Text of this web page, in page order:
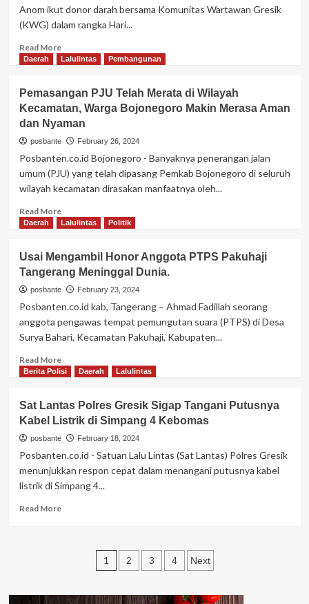
Wilayah
Polresta
Anom ikut donor darah bersama Komunitas Wartawan Gresik
(KWG) dalam rangka Hari...
Read MoreRead
more
Gresik
ikut
Donor
Darah
Hari
Pers
Nasional
Bersama
KWG
Daerah Lalulintas Pembangunan
Pemasangan PJU Telah Merata di Wilayah
Kecamatan, Warga Bojonegoro Makin Merasa Aman
dan Nyaman
posbante February 26, 2024
Posbanten.co.id Bojonegoro - Banyaknya penerangan jalan
umum (PJU) yang telah dipasang Pemkab Bojonegoro di seluruh
wilayah kecamatan dirasakan manfaatnya oleh...
Read MoreRead
more
PJU
Telah
Merata
Kecamatan,
Warga
Makin
Merasa
dan
Nyaman
Daerah Lalulintas Politik
Usai Mengambil Honor Anggota PTPS Pakuhaji
Tangerang Meninggal Dunia.
posbante February 23, 2024
Posbanten.co.id kab, Tangerang – Ahmad Fadillah seorang
anggota pengawas tempat pemungutan suara (PTPS) di Desa
Surya Bahari, Kecamatan Pakuhaji, Kabupaten...
Read MoreRead
more
Mengambil
Honor
Anggota
Tangerang
Meninggal
Berita Polisi Daerah Lalulintas
Sat Lantas Polres Gresik Sigap Tangani Putusnya
Kabel Listrik di Simpang 4 Kebomas
posbante February 18, 2024
Posbanten.co.id - Satuan Lalu Lintas (Sat Lantas) Polres Gresik
menunjukkan respon cepat dalam menangani putusnya kabel
listrik di Simpang 4...
Read MoreRead
Sigap
Posts
1 2 3 4 Next